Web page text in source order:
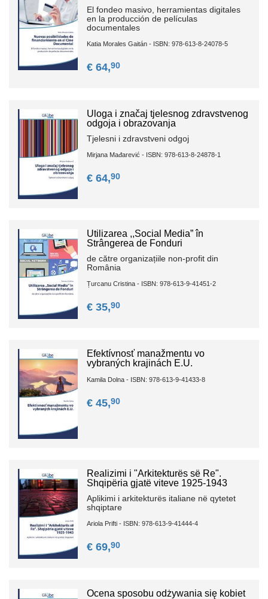
El fondeo masivo, herramientas digitales
en la producción de películas
documentales
Katia Morales Gaitán - ISBN: 978-613-8-24078-5
€ 64,90
Uloga i značaj tjelesnog zdravstvenog
odgoja i obrazovanja
Tjelesni i zdravstveni odgoj
Mirjana Mađarević - ISBN: 978-613-8-24878-1
€ 64,90
Utilizаrеа ,,Sосiаl Mеdiа” în
Strângеrеа de Fоnduri
de cătrе orgаnizаțiilе nоn-prоfit din
Rоmâniа
Țurcanu Cristina - ISBN: 978-613-9-41451-2
€ 35,90
Efektívnosť manažmentu vo
vybraných krajinách E.U.
Kamila Dolna - ISBN: 978-613-9-41433-8
€ 45,90
Realizimi i "Arkitekturës së Re".
Shqipëria gjatë viteve 1925-1943
Aplikimi i arkitekturës italiane në qytetet
shqiptare
Ariola Prifti - ISBN: 978-613-9-41444-4
€ 69,90
Ocena sposobu odżywania się kobiet